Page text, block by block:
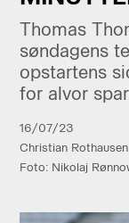
Thomas
søndagens
opstartens
for alvor
16/07/23
Christian Rothausen
Foto: Nikolaj